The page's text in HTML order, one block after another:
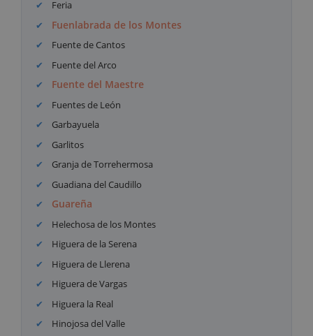
Feria
Fuenlabrada de los Montes
Fuente de Cantos
Fuente del Arco
Fuente del Maestre
Fuentes de León
Garbayuela
Garlitos
Granja de Torrehermosa
Guadiana del Caudillo
Guareña
Helechosa de los Montes
Higuera de la Serena
Higuera de Llerena
Higuera de Vargas
Higuera la Real
Hinojosa del Valle